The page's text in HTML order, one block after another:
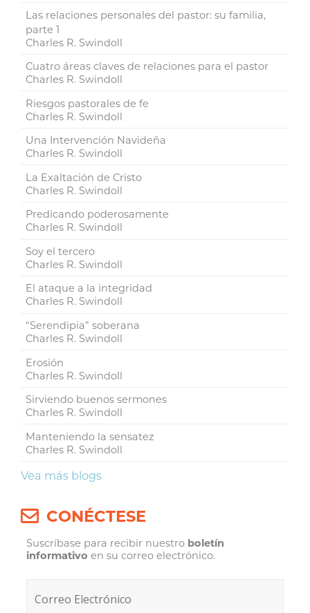
Las relaciones personales del pastor: su familia,
parte 1
Charles R. Swindoll
Cuatro áreas claves de relaciones para el pastor
Charles R. Swindoll
Riesgos pastorales de fe
Charles R. Swindoll
Una Intervención Navideña
Charles R. Swindoll
La Exaltación de Cristo
Charles R. Swindoll
Predicando poderosamente
Charles R. Swindoll
Soy el tercero
Charles R. Swindoll
El ataque a la integridad
Charles R. Swindoll
“Serendipia” soberana
Charles R. Swindoll
Erosión
Charles R. Swindoll
Sirviendo buenos sermones
Charles R. Swindoll
Manteniendo la sensatez
Charles R. Swindoll
Vea más blogs
CONÉCTESE
Suscríbase para recibir nuestro boletín
informativo en su correo electrónico.